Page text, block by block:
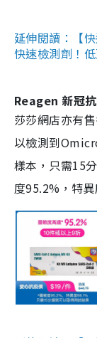
延伸閱讀：【
快速檢測劑！
Reagen 新冠
莎莎網店亦有
以檢測到
樣本，只需15
度95.2%，特